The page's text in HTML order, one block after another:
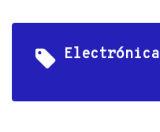
Electrónica